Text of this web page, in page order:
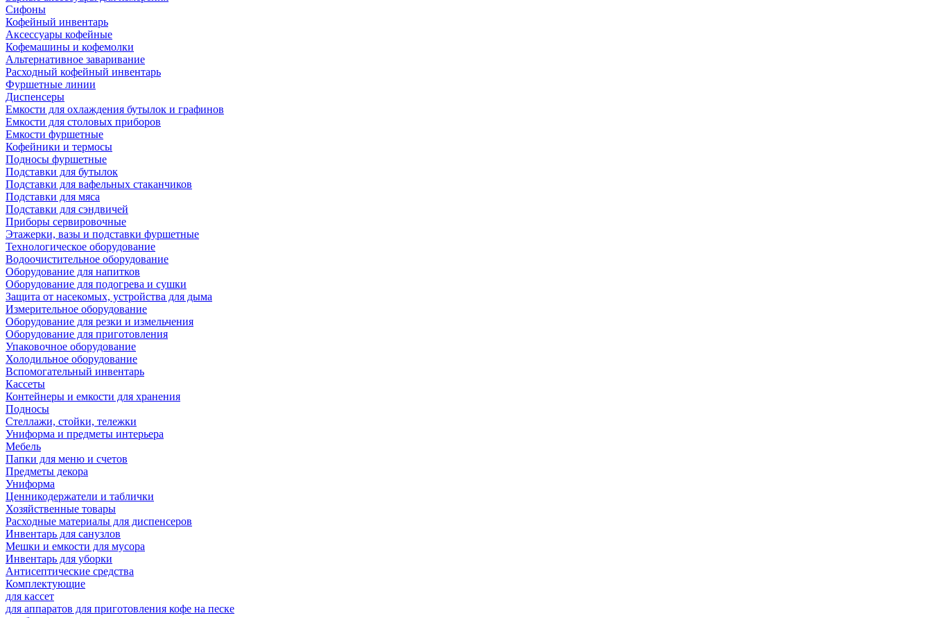
Сифоны
Кофейный инвентарь
Аксессуары кофейные
Кофемашины и кофемолки
Альтернативное заваривание
Расходный кофейный инвентарь
Фуршетные линии
Диспенсеры
Емкости для охлаждения бутылок и графинов
Емкости для столовых приборов
Емкости фуршетные
Кофейники и термосы
Подносы фуршетные
Подставки для бутылок
Подставки для вафельных стаканчиков
Подставки для мяса
Подставки для сэндвичей
Приборы сервировочные
Этажерки, вазы и подставки фуршетные
Технологическое оборудование
Водоочистительное оборудование
Оборудование для напитков
Оборудование для подогрева и сушки
Защита от насекомых, устройства для дыма
Измерительное оборудование
Оборудование для резки и измельчения
Оборудование для приготовления
Упаковочное оборудование
Холодильное оборудование
Вспомогательный инвентарь
Кассеты
Контейнеры и емкости для хранения
Подносы
Стеллажи, стойки, тележки
Униформа и предметы интерьера
Мебель
Папки для меню и счетов
Предметы декора
Униформа
Ценникодержатели и таблички
Хозяйственные товары
Расходные материалы для диспенсеров
Инвентарь для санузлов
Мешки и емкости для мусора
Инвентарь для уборки
Антисептические средства
Комплектующие
для кассет
для аппаратов для приготовления кофе на песке